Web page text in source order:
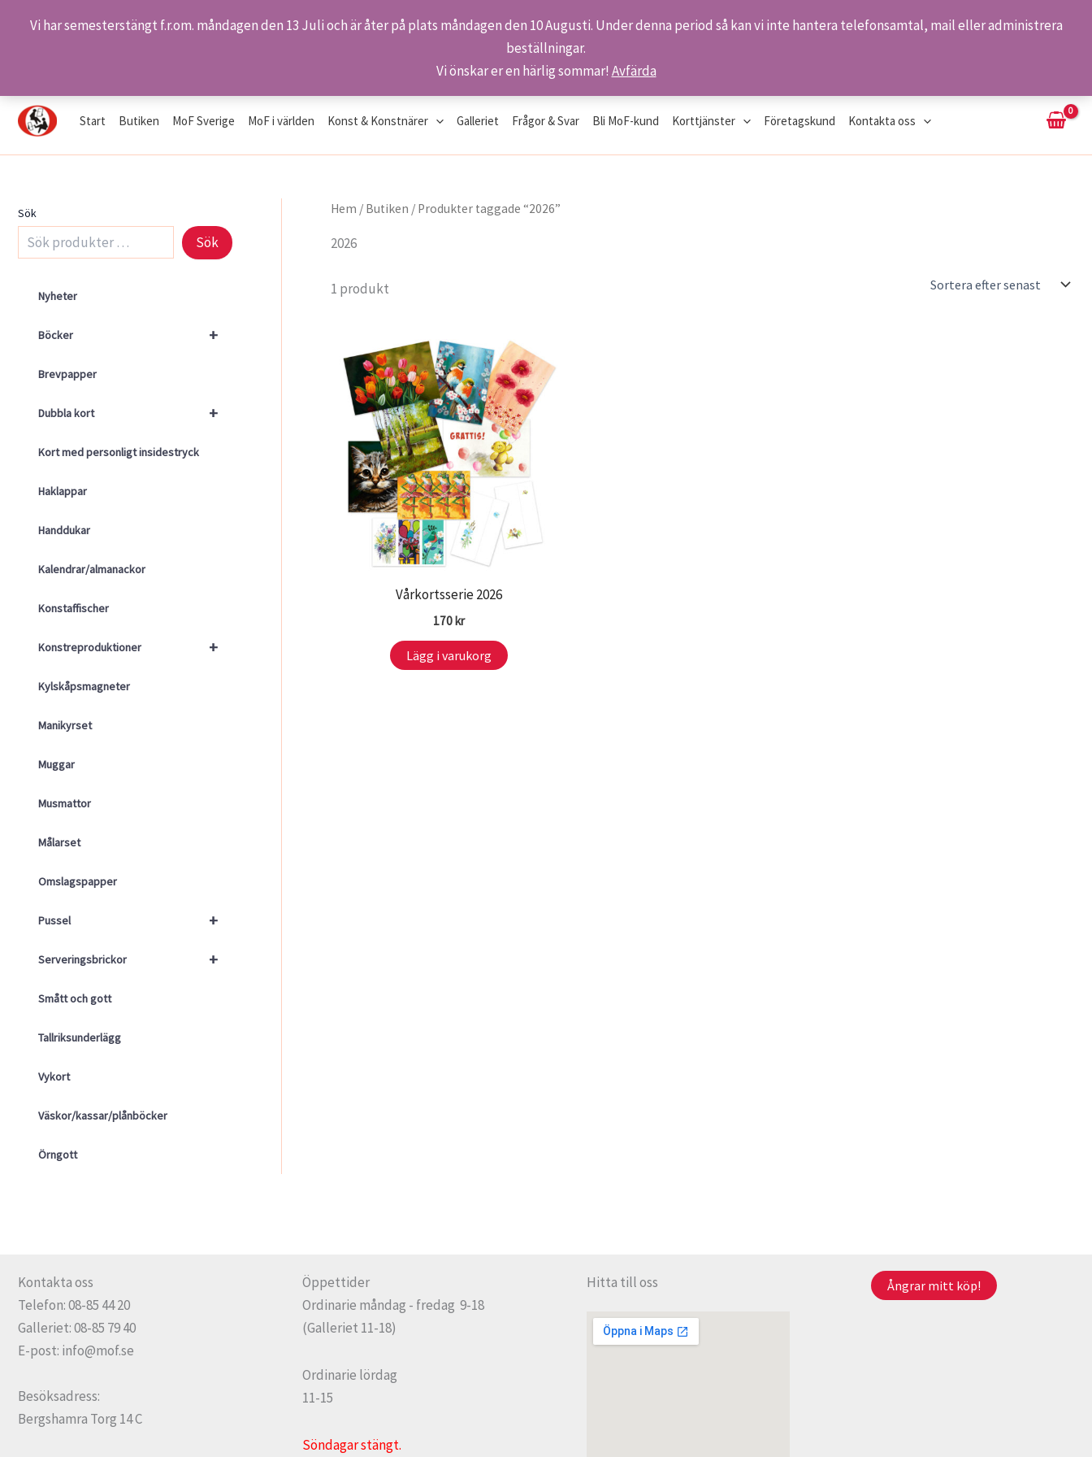
Vi har semesterstängt f.r.om. måndagen den 13 Juli och är åter på plats måndagen den 10 Augusti. Under denna period så kan vi inte hantera telefonsamtal, mail eller administrera
beställningar.
Vi önskar er en härlig sommar! Avfärda
innehåll
Start Butiken MoF Sverige MoF i världen Konst & Konstnärer Galleriet Frågor & Svar Bli MoF-kund Korttjänster Företagskund Kontakta oss
Sök
Sök
Nyheter
+
Böcker
Brevpapper
+
Dubbla kort
Kort med personligt insidestryck
Haklappar
Handdukar
Kalendrar/almanackor
Konstaffischer
+
Konstreproduktioner
Kylskåpsmagneter
Manikyrset
Muggar
Musmattor
Målarset
Omslagspapper
+
Pussel
+
Serveringsbrickor
Smått och gott
Tallriksunderlägg
Vykort
Väskor/kassar/plånböcker
Örngott
Hem / Butiken / Produkter taggade “2026”
2026
1 produkt
Vårkortsserie 2026
170kr
Lägg i varukorg
Kontakta oss
Telefon: 08-85 44 20
Galleriet: 08-85 79 40
E-post: info@mof.se
Besöksadress:
Bergshamra Torg 14 C
Öppettider
Ordinarie måndag - fredag 9-18
(Galleriet 11-18)
Ordinarie lördag
11-15
Söndagar stängt.
Hitta till oss Ångrar mitt köp!